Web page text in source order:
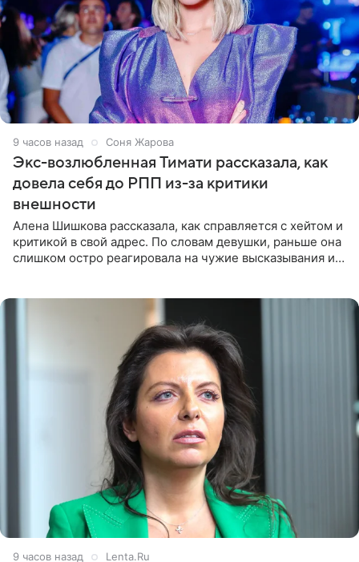
9 часов назад Соня Жарова
Экс-возлюбленная Тимати рассказала, как
довела себя до РПП из-за критики
внешности
Алена Шишкова рассказала, как справляется с хейтом и
критикой в свой адрес. По словам девушки, раньше она
слишком остро реагировала на чужие высказывания и
9 часов назад Lenta.Ru